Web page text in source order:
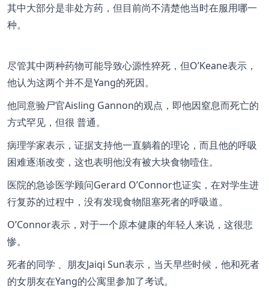
其中大部分是非处方药，但目前尚不清楚他当时在服用哪一
种。
尽管其中两种药物可能导致心源性猝死，但O’Keane表示，
他认为这两个并不是Yang的死因。
他同意验尸官Aisling Gannon的观点，即他因窒息而死亡的
方式罕见，但很 普通。
病理学家表示，证据支持他一直躺着的理论，而且他的呼吸
困难逐渐改变，这也表明他没有被大块食物噎住。
医院的急诊医学顾问Gerard O’Connor也证实，在对学生进
行复苏的过程中，没有发现食物阻塞死者的呼吸道。
O’Connor表示，对于一个原本健康的年轻人来说，这很悲
惨。
死者的同学 、朋友Jaiqi Sun表示，当天早些时候，他和死者
的女朋友在Yang的公寓里参加了考试。